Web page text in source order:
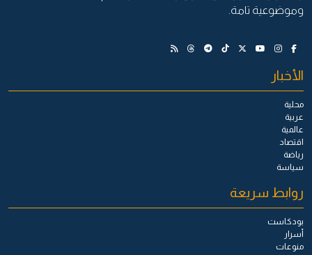
وموضوعية تامة.
الأخبار
محلية
عربية
عالمية
اقتصاد
رياضة
سياسة
روابط سريعة
بودكاست
أسرار
منوعات